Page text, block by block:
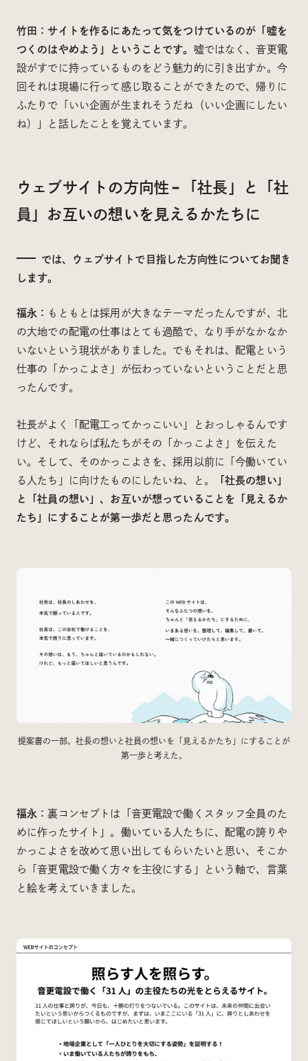
竹田：サイトを作るにあたって気をつけているのが「嘘を
つくのはやめよう」ということです。 嘘ではなく、音更電
設がすでに持っているものをどう魅力的に引き出すか。今
回それは現場に行って感じ取ることができたので、帰りに
ふたりで「いい企画が生まれそうだね（いい企画にしたい
ね）」と話したことを覚えています。
ウェブサイトの方向性 – 「社長」と「社
員」お互いの想いを見えるかたちに
では、ウェブサイトで目指した方向性についてお聞き
します。
福永： もともとは採用が大きなテーマだったんですが、北
の大地での配電の仕事はとても過酷で、なり手がなかなか
いないという現状がありました。でもそれは、配電という
仕事の「かっこよさ」が伝わっていないということだと思
ったんです。
社長がよく「配電工ってかっこいい」とおっしゃるんです
けど、それならば私たちがその「かっこよさ」を伝えた
い。そして、そのかっこよさを、採用以前に「今働いてい
る人たち」に向けたものにしたいね、と。
「社長の想い」
と「社員の想い」、お互いが想っていることを「見えるか
たち」にすることが第一歩だと思ったんです。
提案書の一部。社長の想いと社員の想いを「見えるかたち」にすることが
第一歩と考えた。
福永：裏コンセプトは「音更電設で働くスタッフ全員のた
めに作ったサイト」。働いている人たちに、配電の誇りや
かっこよさを改めて思い出してもらいたいと思い、そこか
ら「音更電設で働く方々を主役にする」という軸で、言葉
と絵を考えていきました。